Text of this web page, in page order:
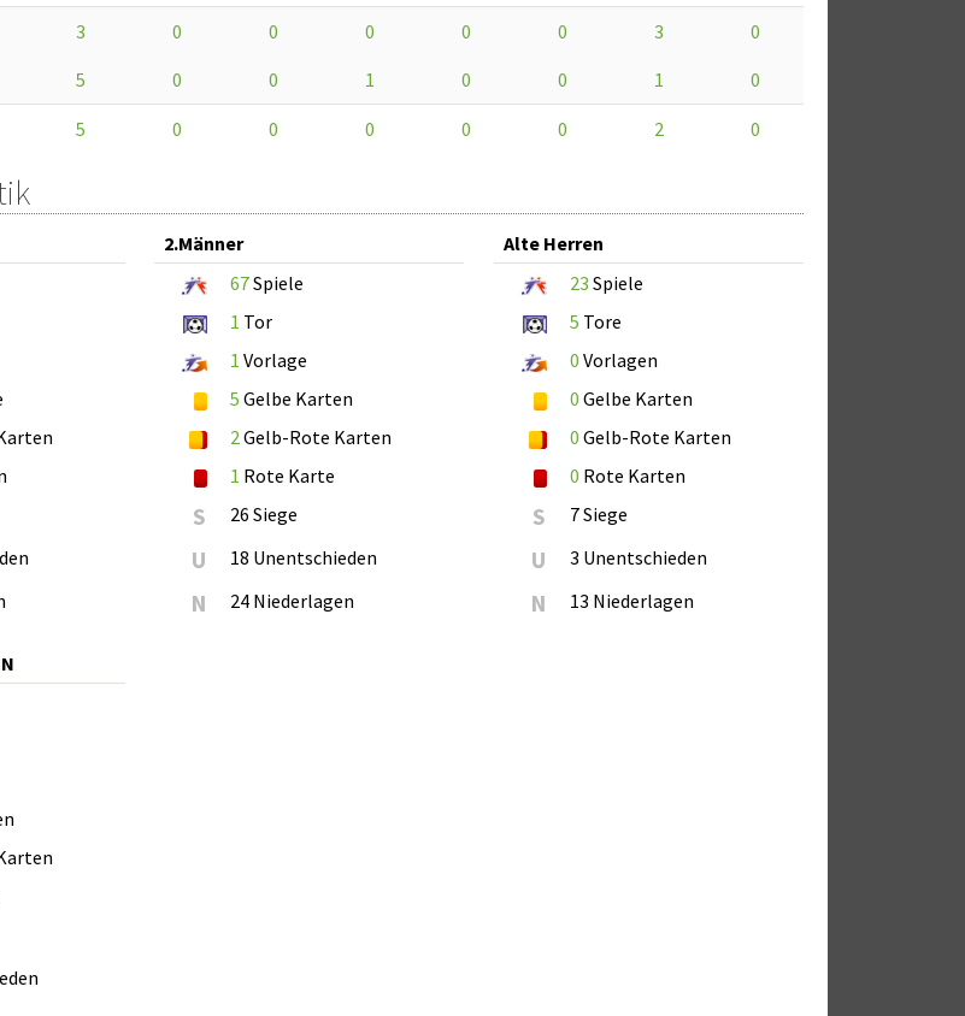
3 0 0 0 0 0 3
0
5 0 0 1 0 0 1 0
5 0 0 0 0 0 2 0
2.Männer
67Spiele
1 Tor
1 Vorlage
5 Gelbe Karten
2 Gelb-Rote Karten
1 Rote Karte
S 26 Siege
U 18 Unentschieden
N 24 Niederlagen
Alte Herren
23 Spiele
5 Tore
0 Vorlagen
0 Gelbe Karten
0 Gelb-Rote Karten
0 Rote Karten
S 7 Siege
U 3 Unentschieden
N 13 Niederlagen